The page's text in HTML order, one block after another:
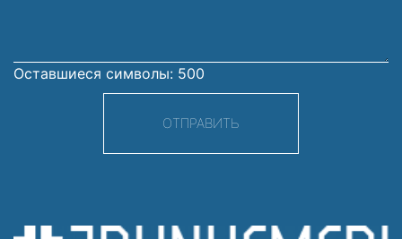
Оставшиеся символы: 500
ОТПРАВИТЬ